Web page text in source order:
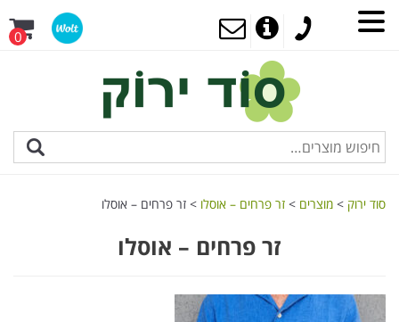
0
סוד ירוק > מוצרים > זר פרחים – אוסלו > זר פרחים – אוסלו
זר פרחים – אוסלו